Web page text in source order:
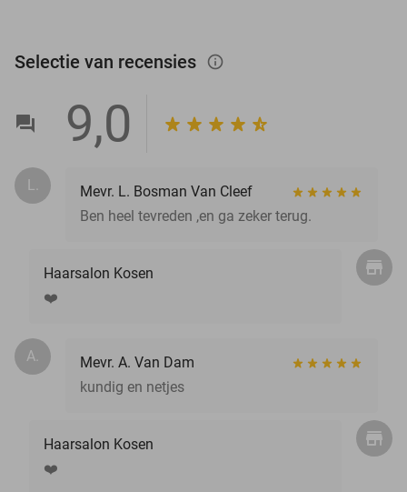
Selectie van recensies info_outlined
9,0
L.
Mevr. L. Bosman Van Cleef
Ben heel tevreden ,en ga zeker terug.
Haarsalon Kosen
❤️
A.
Mevr. A. Van Dam
kundig en netjes
Haarsalon Kosen
❤️